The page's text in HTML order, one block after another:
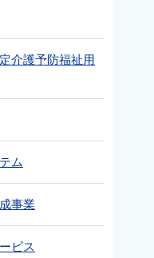
介護予防福祉用
ム
事業
ビス